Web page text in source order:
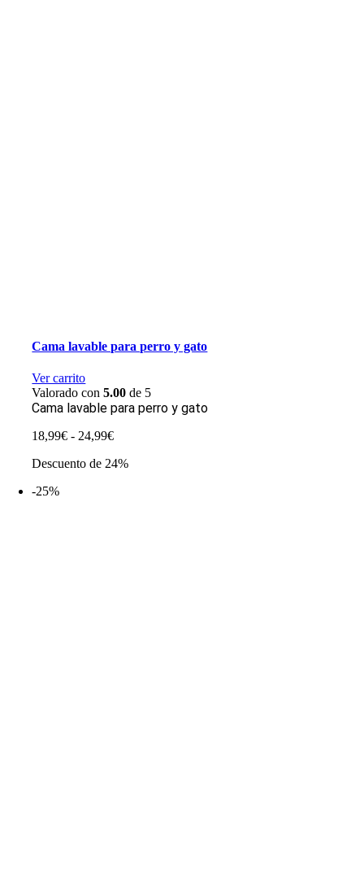
Cama lavable para perro y gato
Ver carrito
Valorado con5.00 de 5
Cama lavable para perro y gato
18,99€ - 24,99€Rango
precios:
Descuento de 24%
-25%